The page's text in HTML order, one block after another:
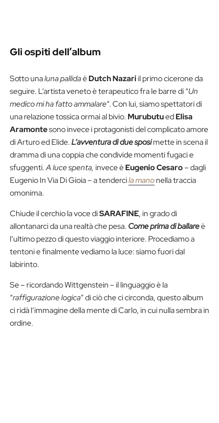
Gli ospiti dell’album
Sotto unaluna pallidaèDutch Nazariil primo cicerone da
seguire. L’artista veneto è terapeutico fra le barre di “Un
medico mi ha fatto ammalare”. Con lui, siamo spettatori di
una relazione tossica ormai al bivio. MurubutuedElisa
Aramontesono invece i protagonisti del complicato amore
di Arturo ed Elide.L’avventura di due sposimette in scena il
dramma di una coppia che condivide momenti fugaci e
sfuggenti.A luce spenta, invece èEugenio Cesaro– dagli
Eugenio In Via Di Gioia – a tendercila manonella traccia
omonima.
Chiude il cerchio la voce diSARAFINE, in grado di
allontanarci da una realtà che pesa. Come prima di ballareè
l’ultimo pezzo di questo viaggio interiore. Procediamo a
tentoni e finalmente vediamo la luce: siamo fuori dal
labirinto.
Se – ricordando Wittgenstein – il linguaggio è la
“raffigurazione logica” di ciò che ci circonda, questo album
ci ridà l’immagine della mente di Carlo, in cui nulla sembra in
ordine.